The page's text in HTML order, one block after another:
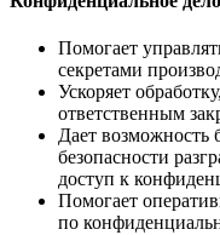
Помогает
секретами
Ускоряет
ответственным
Дает возможность
безопасности
доступ к
Помогает
по